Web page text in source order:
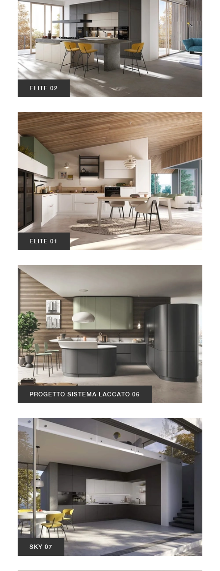
ELITE 02
ELITE 01
PROGETTO SISTEMA LACCATO 06
SKY 07